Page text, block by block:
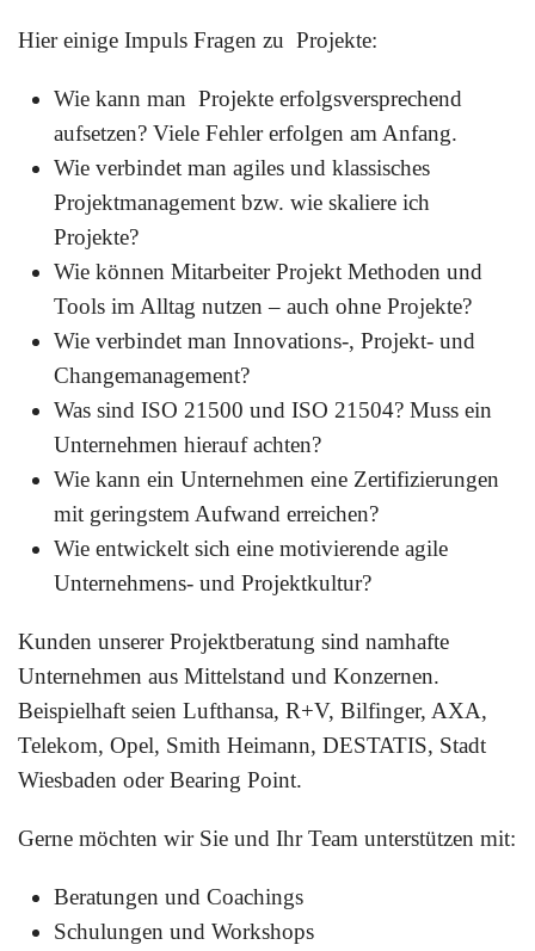
Hier einige Impuls Fragen zu Projekte:
Wie kann man Projekte erfolgsversprechend
aufsetzen? Viele Fehler erfolgen am Anfang.
Wie verbindet man agiles und klassisches
Projektmanagement bzw. wie skaliere ich
Projekte?
Wie können Mitarbeiter Projekt Methoden und
Tools im Alltag nutzen – auch ohne Projekte?
Wie verbindet man Innovations-, Projekt- und
Changemanagement?
Was sind ISO 21500 und ISO 21504? Muss ein
Unternehmen hierauf achten?
Wie kann ein Unternehmen eine Zertifizierungen
mit geringstem Aufwand erreichen?
Wie entwickelt sich eine motivierende agile
Unternehmens- und Projektkultur?
Kunden unserer Projektberatung sind namhafte
Unternehmen aus Mittelstand und Konzernen.
Beispielhaft seien Lufthansa, R+V, Bilfinger, AXA,
Telekom, Opel, Smith Heimann, DESTATIS, Stadt
Wiesbaden oder Bearing Point.
Gerne möchten wir Sie und Ihr Team unterstützen mit:
Beratungen und Coachings
Schulungen und Workshops